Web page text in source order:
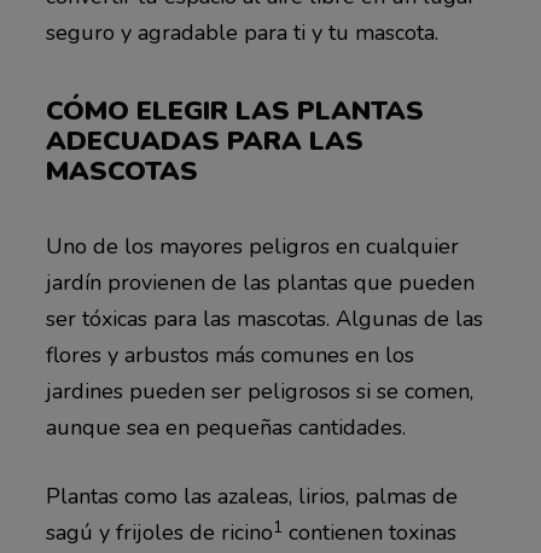
seguro y agradable para ti y tu mascota.
CÓMO ELEGIR LAS PLANTAS
ADECUADAS PARA LAS
MASCOTAS
Uno de los mayores peligros en cualquier
jardín provienen de las plantas que pueden
ser tóxicas para las mascotas. Algunas de las
flores y arbustos más comunes en los
jardines pueden ser peligrosos si se comen,
aunque sea en pequeñas cantidades.
Plantas como las azaleas, lirios, palmas de
sagú y frijoles de ricino1 contienen toxinas